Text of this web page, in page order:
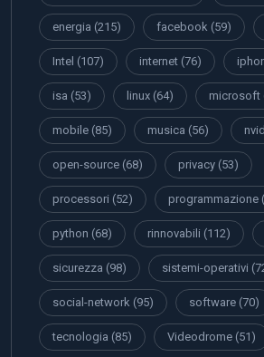
energia (215) facebook (59)
Intel (107) internet (76)
isa (53) linux (64) microsoft
mobile (85) musica (56)
open-source (68) privacy (53)
processori (52) programmazione
python (68) rinnovabili (112)
sicurezza (98) sistemi-operativi
social-network (95) software (70)
tecnologia (85) Videodrome (51)